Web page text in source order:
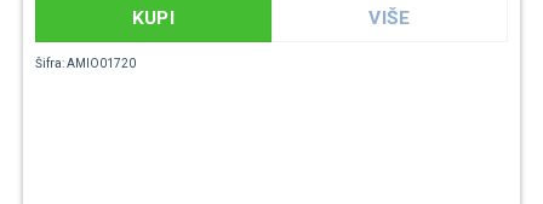
KUPI VIŠE
Šifra: AMIO01720